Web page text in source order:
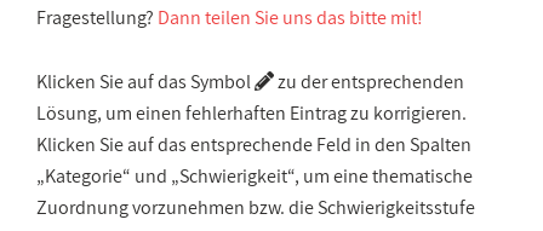
Fragestellung? Dann teilen Sie uns das bitte mit!
Klicken Sie auf das Symbol
zu der entsprechenden
Lösung, um einen fehlerhaften Eintrag zu korrigieren.
Klicken Sie auf das entsprechende Feld in den Spalten
„Kategorie“ und „Schwierigkeit“, um eine thematische
Zuordnung vorzunehmen bzw. die Schwierigkeitsstufe